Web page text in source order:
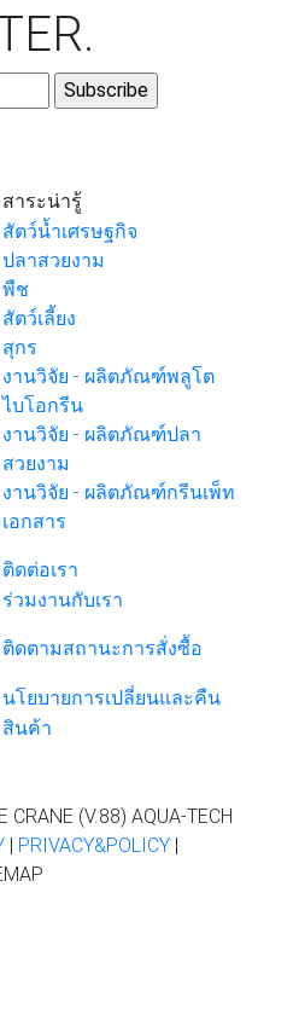
.
สาระน่ารู้
สัตว์น้ำเศรษฐกิจ
ปลาสวยงาม
พืช
สัตว์เลี้ยง
สุกร
งานวิจัย - ผลิตภัณฑ์พลูโต
ไบโอกรีน
งานวิจัย - ผลิตภัณฑ์ปลา
สวยงาม
งานวิจัย - ผลิตภัณฑ์กรีนเพ็ท
เอกสาร
ติดต่อเรา
ร่วมงานกับเรา
ติดตามสถานะการสั่งซื้อ
นโยบายการเปลี่ยนและคืน
สินค้า
(V.88) AQUA-TECH
| PRIVACY&POLICY |